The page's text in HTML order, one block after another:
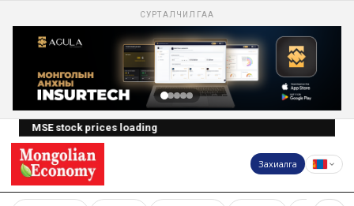
СУРТАЛЧИЛГАА
MSE stock prices loading
Захиалга